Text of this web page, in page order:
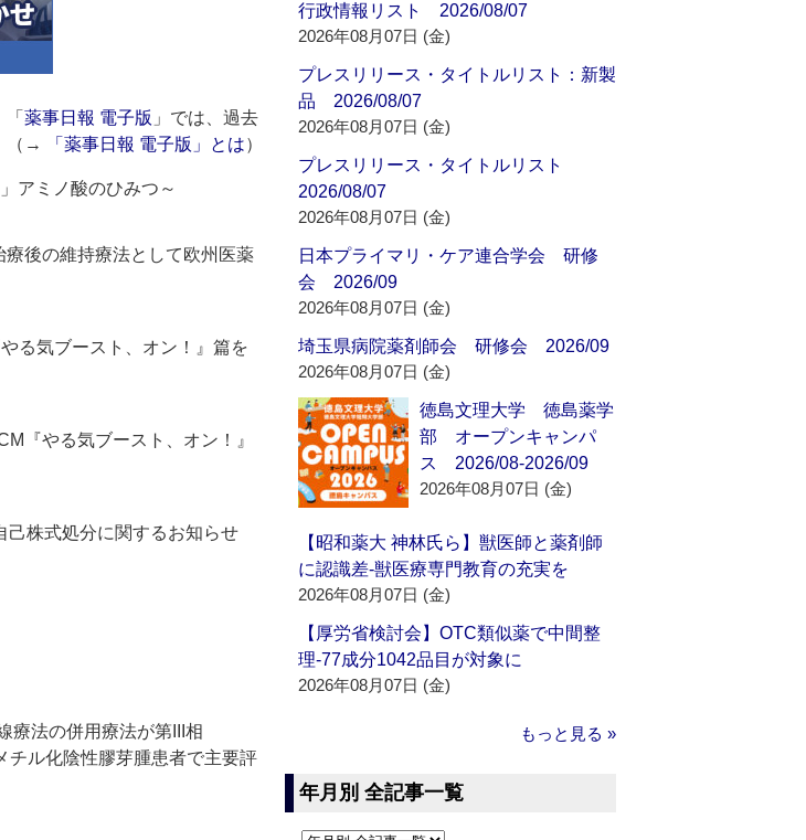
薬事日報 電子版 」では、過去
（→
「薬事日報 電子版」とは）
アミノ酸のひみつ～
後の維持療法として欧州医薬
る気ブースト、オン！』篇を
『やる気ブースト、オン！』
己株式処分に関するお知らせ
療法の併用療法が第III相
チル化陰性膠芽腫患者で主要評
行政情報リスト 2026/08/07
2026年08月07日 (金)
プレスリリース・タイトルリスト：新製
品 2026/08/07
2026年08月07日 (金)
プレスリリース・タイトルリスト
2026/08/07
2026年08月07日 (金)
日本プライマリ・ケア連合学会 研修
会 2026/09
2026年08月07日 (金)
埼玉県病院薬剤師会 研修会 2026/09
2026年08月07日 (金)
徳島文理大学 徳島薬学
部 オープンキャンパ
ス 2026/08-2026/09
2026年08月07日 (金)
【昭和薬大 神林氏ら】獣医師と薬剤師
に認識差‐獣医療専門教育の充実を
2026年08月07日 (金)
【厚労省検討会】OTC類似薬で中間整
理‐77成分1042品目が対象に
2026年08月07日 (金)
もっと見る »
年月別 全記事一覧